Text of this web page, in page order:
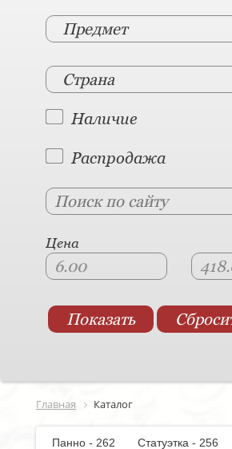
Предмет
Страна
Наличие
Распродажа
Цена
Главная Каталог
Панно - 262 Статуэтка - 256